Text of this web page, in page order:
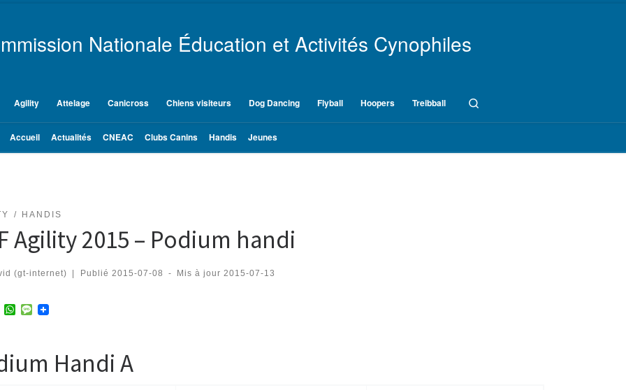
Accueil Actualités CNEAC Clubs Canins Handis Jeunes
Nationale Éducation et Activités Cynophiles
Agility Attelage Canicross Chiens visiteurs Dog Dancing Flyball Hoopers Treibball
HANDIS
Agility 2015 – Podium handi
(gt-internet) Publié 2015-07-08 - Mis à jour 2015-07-13
W
A
M
g
Handi A